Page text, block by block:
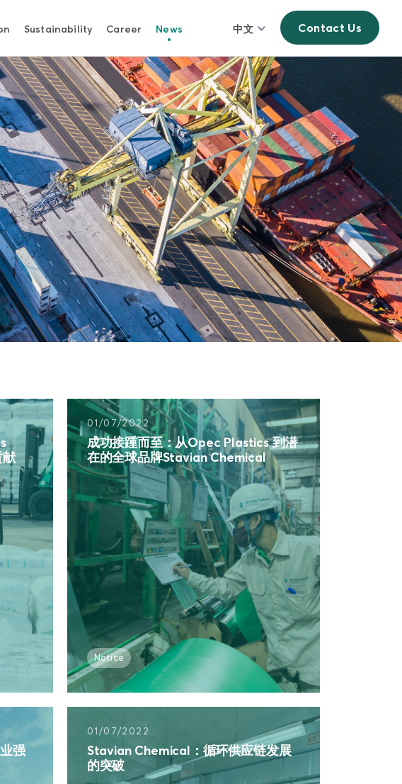
Sustainability Career News 中文 Contact Us
献
01/07/2022
成功接踵而至：从Opec Plastics 到潜
在的全球品牌Stavian Chemical
Notice
强
01/07/2022
Stavian Chemical：循环供应链发展
的突破